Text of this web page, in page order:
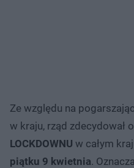
Ze względu na
w kraju, rząd zdecydował
LOCKDOWNU w całym
piątku 9 kwietnia.